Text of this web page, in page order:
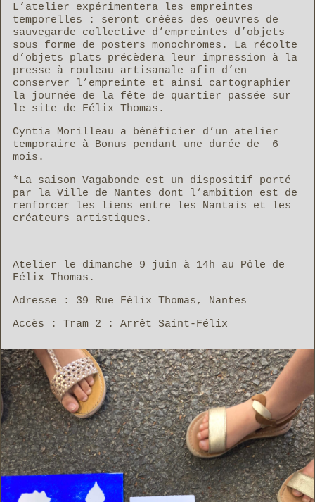
L’atelier expérimentera les empreintes
temporelles : seront créées des oeuvres de
sauvegarde collective d’empreintes d’objets
sous forme de posters monochromes. La récolte
d’objets plats précèdera leur impression à la
presse à rouleau artisanale afin d’en
conserver l’empreinte et ainsi cartographier
la journée de la fête de quartier passée sur
le site de Félix Thomas.
Cyntia Morilleau a bénéficier d’un atelier
temporaire à Bonus pendant une durée de 6
mois.
*La saison Vagabonde est un dispositif porté
par la Ville de Nantes dont l’ambition est de
renforcer les liens entre les Nantais et les
créateurs artistiques.
Atelier le dimanche 9 juin à 14h au Pôle de
Félix Thomas.
Adresse : 39 Rue Félix Thomas, Nantes
Accès : Tram 2 : Arrêt Saint-Félix